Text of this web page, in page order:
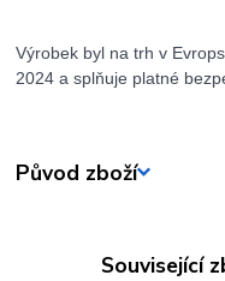
Výrobek byl na trh v
2024 a splňuje platné
Původ zboží
Související